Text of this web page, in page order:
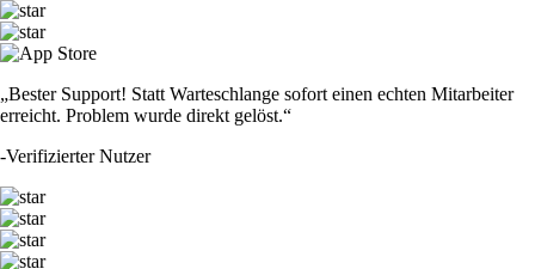
„Bester Support! Statt Warteschlange sofort einen echten Mitarbeiter
erreicht. Problem wurde direkt gelöst.“
-Verifizierter Nutzer